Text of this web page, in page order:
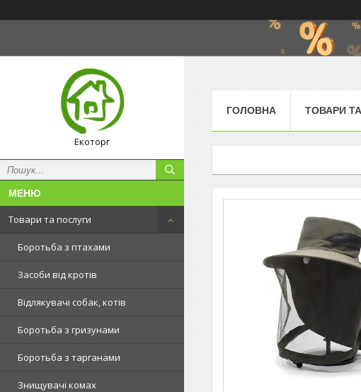
Екоторг
Товари та послуги
Боротьба з птахами
Засоби від кротів
Відлякувачі собак, котів
Боротьба з гризунами
Боротьба з тарганами
Знищувачі комах
ГОЛОВНА ТОВАРИ